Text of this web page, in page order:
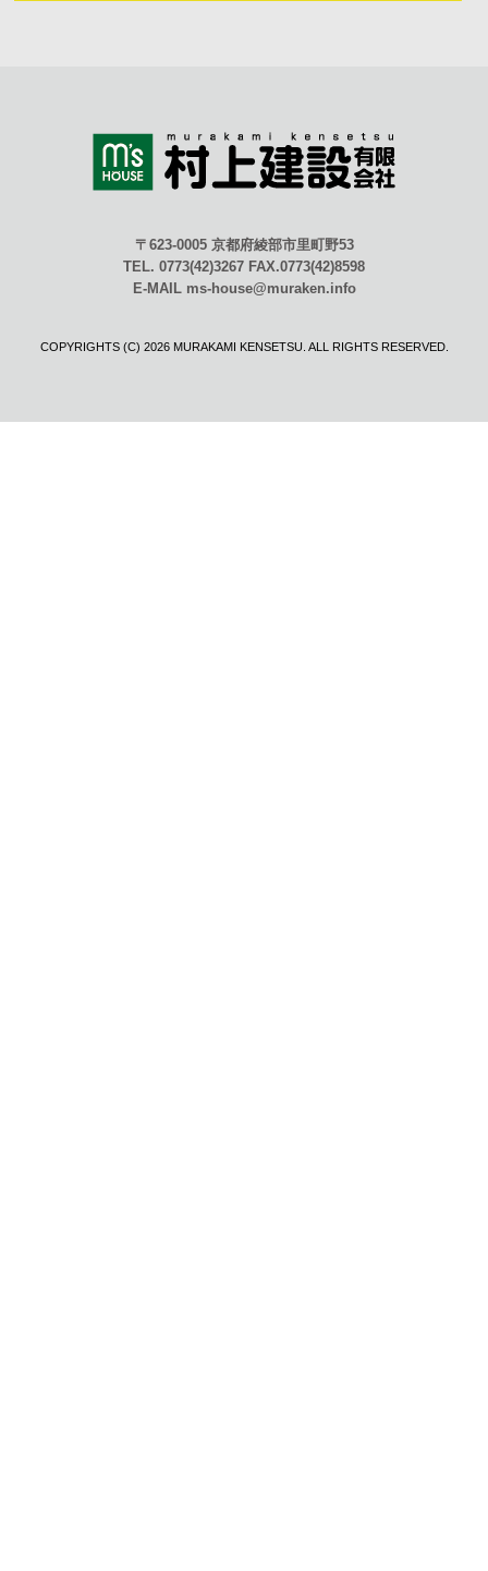
〒623-0005 京都府綾部市里町野53
TEL. 0773(42)3267 FAX.0773(42)8598
E-MAIL ms-house@muraken.info
COPYRIGHTS (C) 2026 MURAKAMI KENSETSU. ALL RIGHTS RESERVED.